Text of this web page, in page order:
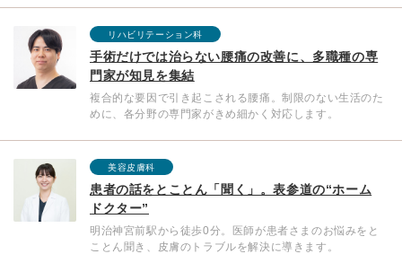
リハビリテーション科
手術だけでは治らない腰痛の改善に、多職種の専
門家が知見を集結
複合的な要因で引き起こされる腰痛。制限のない生活のた
めに、各分野の専門家がきめ細かく対応します。
美容皮膚科
患者の話をとことん「聞く」。表参道の“ホーム
ドクター”
明治神宮前駅から徒歩0分。医師が患者さまのお悩みをと
ことん聞き、皮膚のトラブルを解決に導きます。